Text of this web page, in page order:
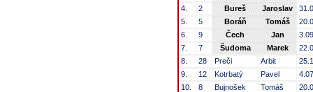
4.
2 Bureš Jaroslav
5.
5 Boráň Tomáš
6.
9 Čech Jan
7.
7 Šudoma Marek
8.
28 Preči Arbit
9.
12 Kotrbatý Pavel
10.
8 Bujnošek Tomáš